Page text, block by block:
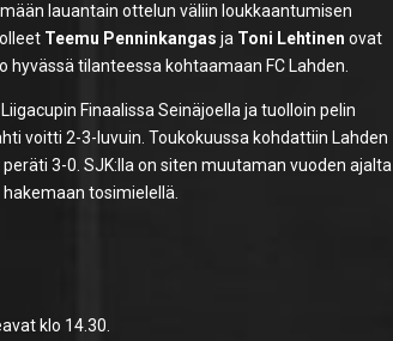
lauantain ottelun väliin loukkaantumisen
Teemu Penninkangas ja Toni Lehtinen ovat
hyvässä tilanteessa kohtaamaan FC Lahden.
Finaalissa Seinäjoella ja tuolloin pelin
voitti 2-3-luvuin. Toukokuussa kohdattiin Lahden
3-0. SJK:lla on siten muutaman vuoden ajalta
tosimielellä.
klo 14.30.